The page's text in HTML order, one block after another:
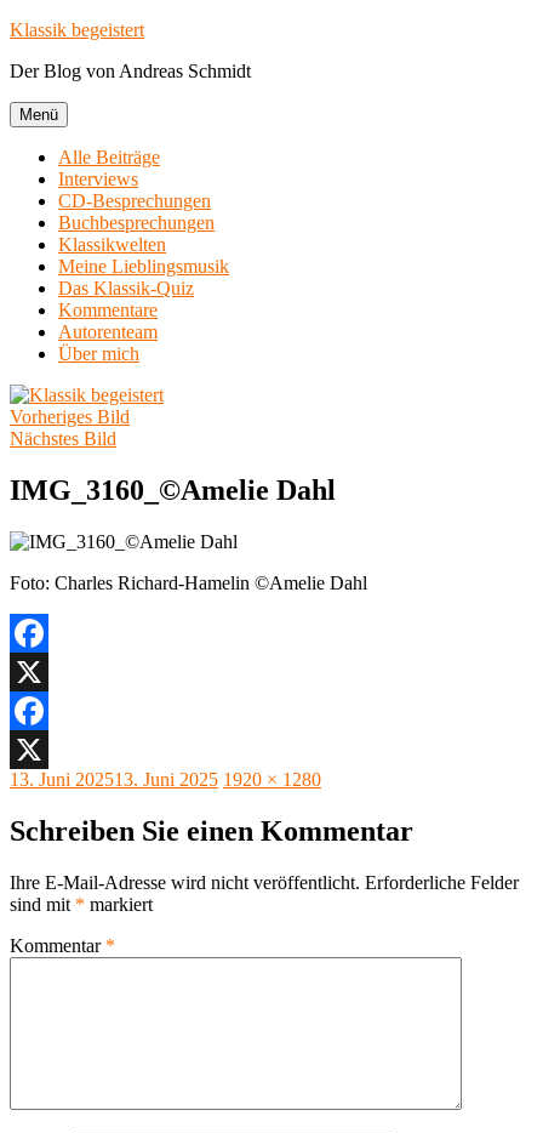
Zum
springen
Klassik begeistert
Der Blog von Andreas Schmidt
Menü
Alle Beiträge
Interviews
CD-Besprechungen
Buchbesprechungen
Klassikwelten
Meine Lieblingsmusik
Das Klassik-Quiz
Kommentare
Autorenteam
Über mich
Vorheriges Bild
Nächstes Bild
IMG_3160_©Amelie Dahl
Foto: Charles Richard-Hamelin ©Amelie Dahl
Facebook
X
Facebook
X
Veröffentlicht
13. Juni 202513. Juni 2025 Originalgröße
1920 × 1280
Schreiben Sie einen Kommentar
Ihre E-Mail-Adresse wird nicht veröffentlicht. Erforderliche Felder
sind mit * markiert
Kommentar *